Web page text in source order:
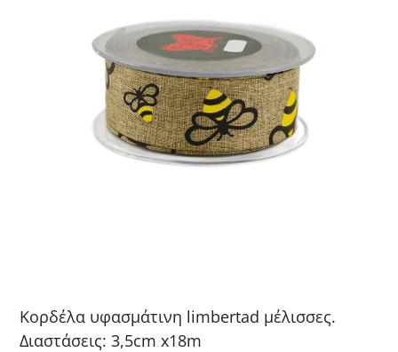
Κορδέλα υφασμάτινη limbertad μέλισσες.
Διαστάσεις: 3,5cm x18m